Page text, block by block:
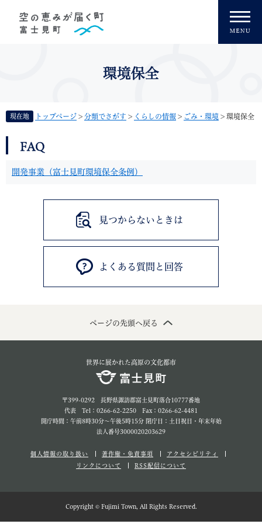
環境保全
現在地 トップページ > 分類でさがす > くらしの情報 > ごみ・環境 > 環境保全
文
FAQ
開発事業（富士見町環境保全条例）
見つからないときは
よくある質問と回答
ページの先頭へ戻る
世界に展かれた高原の文化都市
〒399-0292 長野県諏訪郡富士見町落合10777番地
代表 Tel：0266-62-2250 Fax：0266-62-4481
開庁時間：午前8時30分～午後5時15分 閉庁日：土日祝日・年末年始
法人番号3000020203629
個人情報の取り扱い 著作権・免責事項
アクセシビリティ
リンクについて
RSS配信について
Copyright © Fujimi Town, All Rights Reserved.